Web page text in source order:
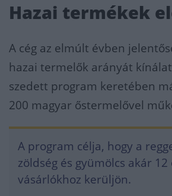
Hazai termékek
A cég az elmúlt évben
hazai termelők arányát
szedett program keretében
200 magyar őstermelővel
A program célja, hogy a
zöldség és gyümölcs akár
vásárlókhoz kerüljön.